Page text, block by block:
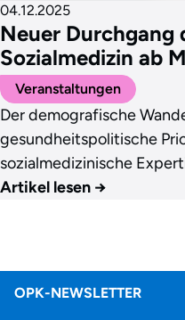
Neuer Durchgang
Sozialmedizin ab
04.12.2025
Veranstaltungen
Der demografische
gesundheitspolitische
sozialmedizinische
Artikel lesen →
OPK-NEWSLETTER